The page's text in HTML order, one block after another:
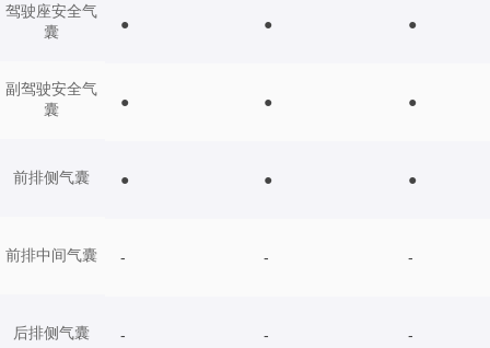
驾驶座安全气
囊
副驾驶安全气
囊
前排侧气囊
前排中间气囊
后排侧气囊
● ● ●
● ● ●
● ● ●
- - -
- - -